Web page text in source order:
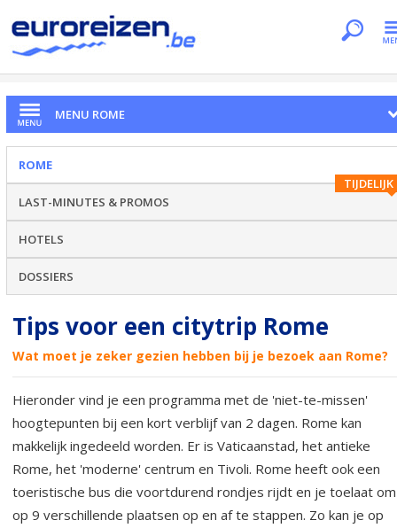
MENU ROME
ROME
TIJDELIJK
LAST-MINUTES & PROMOS
HOTELS
DOSSIERS
Tips voor een citytrip Rome
Wat moet je zeker gezien hebben bij je bezoek aan Rome?
Hieronder vind je een programma met de 'niet-te-missen'
hoogtepunten bij een kort verblijf van 2 dagen. Rome kan
makkelijk ingedeeld worden. Er is Vaticaanstad, het antieke
Rome, het 'moderne' centrum en Tivoli. Rome heeft ook een
toeristische bus die voortdurend rondjes rijdt en je toelaat om
op 9 verschillende plaatsen op en af te stappen. Zo kan je op